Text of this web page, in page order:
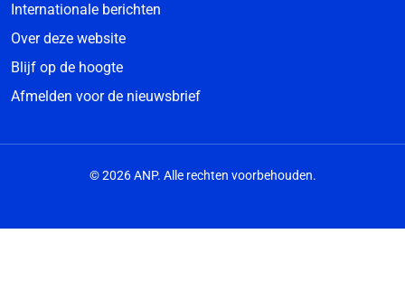
Internationale berichten
Over deze website
Blijf op de hoogte
Afmelden voor de nieuwsbrief
© 2026 ANP. Alle rechten voorbehouden.